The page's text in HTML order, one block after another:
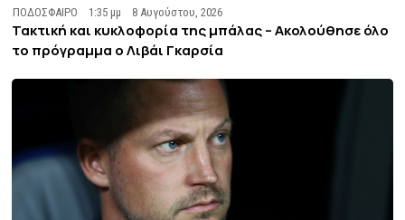
ΠΟΔΟΣΦΑΙΡΟ 1:35 μμ 8 Αυγούστου, 2026
Τακτική και κυκλοφορία της μπάλας – Ακολούθησε όλο
το πρόγραμμα ο Λιβάι Γκαρσία